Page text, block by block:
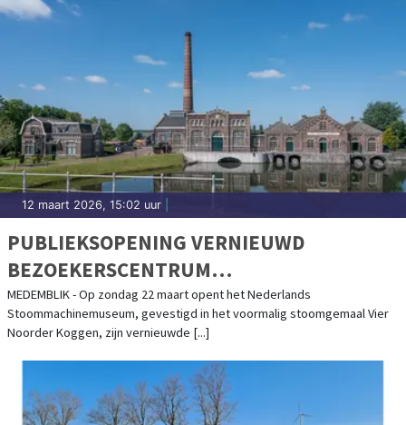
12 maart 2026, 15:02 uur
PUBLIEKSOPENING VERNIEUWD
BEZOEKERSCENTRUM
STOOMMACHINEMUSEUM
MEDEMBLIK - Op zondag 22 maart opent het Nederlands
Stoommachinemuseum, gevestigd in het voormalig stoomgemaal Vier
Noorder Koggen, zijn vernieuwde [...]